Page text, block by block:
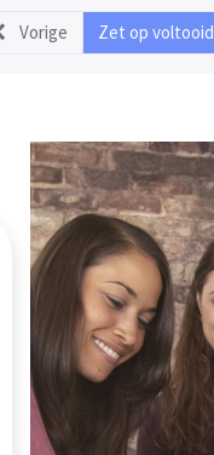
Vorige Zet op voltooid